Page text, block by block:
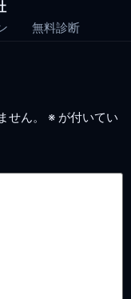
無料診断
ん。 ※ が付いてい